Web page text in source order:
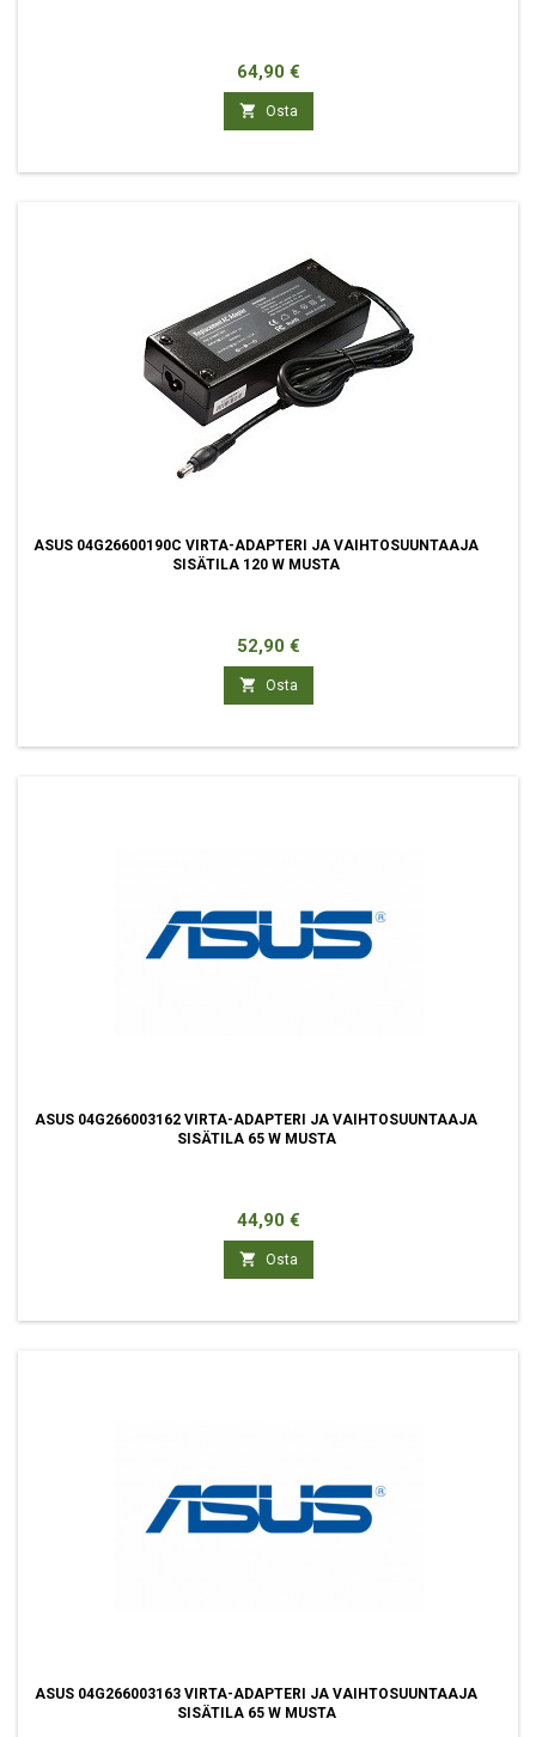
Hinta
64,90 €
 Osta
ASUS 04G26600190C VIRTA-ADAPTERI JA VAIHTOSUUNTAAJA
SISÄTILA 120 W MUSTA
Hinta
52,90 €
 Osta
ASUS 04G266003162 VIRTA-ADAPTERI JA VAIHTOSUUNTAAJA
SISÄTILA 65 W MUSTA
Hinta
44,90 €
 Osta
ASUS 04G266003163 VIRTA-ADAPTERI JA VAIHTOSUUNTAAJA
SISÄTILA 65 W MUSTA